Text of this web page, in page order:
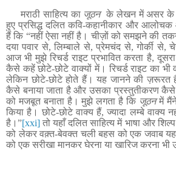
मराठी साहित्य का जूठनके लेखन में असर के
हुए प्रसिद्ध दलित कवि-कहानीकार और
हैं कि “नहीं ऐसा नहीं है। चीज़ों को समझने की
दया पवार से, लिम्बाले से, प्रेमचंद से, गोर्की से,
आज भी मुझे रिचर्ड राइट प्रभावित करता है,
कैसे कहें छोटे-छोटे वाक्यों में। रिचर्ड राइट का भी
लेकिन छोटे-छोटे होते हैं। यह जानने की ज़रूरत है
कैसे बनाया जाता है और उसका प्रस्तुतीकरण कैसे
को मजबूत बनाता है। मुझे लगता है कि जूठनमें
किया है। छोटे-छोटे वाक्य हैं, ज्यादा लम्बे वाक्य
है।”[xxi] तो यहाँ दलित साहित्य में भाषा और
को लेकर वक़्त-बेवक्त चली बहस को एक जवाब यह
को एक सरीखा मानकर घेरना या खारिज करना भी